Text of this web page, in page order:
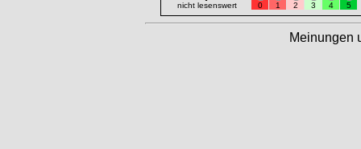
nicht lesenswert 0 1 2 3 4 5
Meinungen